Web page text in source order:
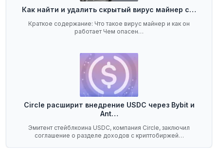
Как найти и удалить скрытый вирус майнер с…
Краткое содержание: Что такое вирус майнер и как он
работает Чем опасен…
Circle расширит внедрение USDC через Bybit и
Ant…
Эмитент стейблкоина USDC, компания Circle, заключил
соглашение о разделе доходов с криптобиржей…